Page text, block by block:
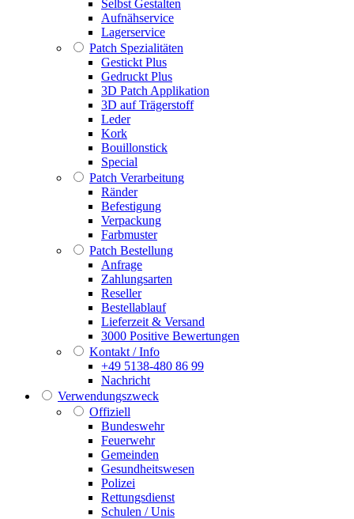
Selbst Gestalten
Aufnähservice
Lagerservice
Patch Spezialitäten
Gestickt Plus
Gedruckt Plus
3D Patch Applikation
3D auf Trägerstoff
Leder
Kork
Bouillonstick
Special
Patch Verarbeitung
Ränder
Befestigung
Verpackung
Farbmuster
Patch Bestellung
Anfrage
Zahlungsarten
Reseller
Bestellablauf
Lieferzeit & Versand
3000 Positive Bewertungen
Kontakt / Info
+49 5138-480 86 99
Nachricht
Verwendungszweck
Offiziell
Bundeswehr
Feuerwehr
Gemeinden
Gesundheitswesen
Polizei
Rettungsdienst
Schulen / Unis